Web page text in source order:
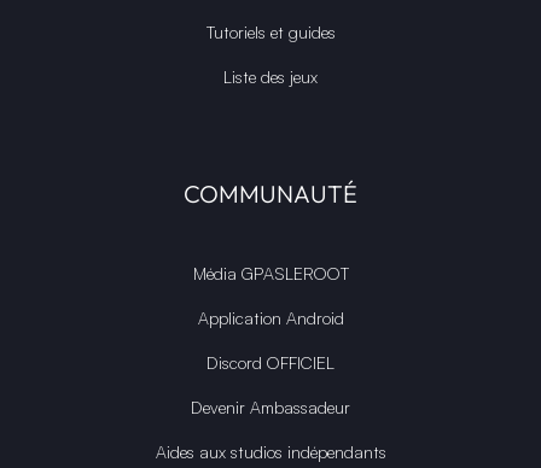
Tutoriels et guides
Liste des jeux
COMMUNAUTÉ
Média GPASLEROOT
Application Android
Discord OFFICIEL
Devenir Ambassadeur
Aides aux studios indépendants